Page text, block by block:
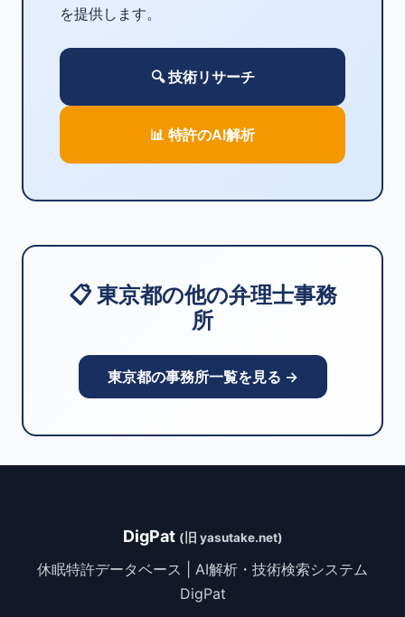
を提供します。
🔍 技術リサーチ
📊 特許のAI解析
📋 東京都の他の弁理士事務
所
東京都の事務所一覧を見る →
DigPat (旧 yasutake.net)
休眠特許データベース | AI解析・技術検索システム
DigPat